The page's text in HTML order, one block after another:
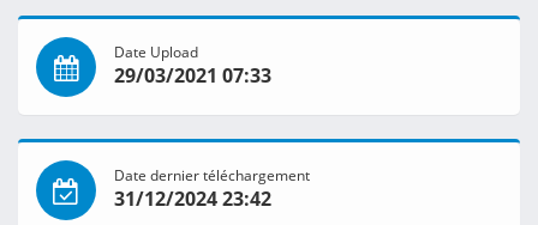
Date Upload
29/03/2021 07:33
Date dernier téléchargement
31/12/2024 23:42